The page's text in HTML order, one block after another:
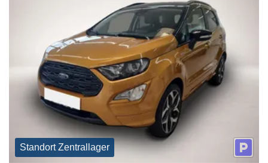
Standort Zentrallager